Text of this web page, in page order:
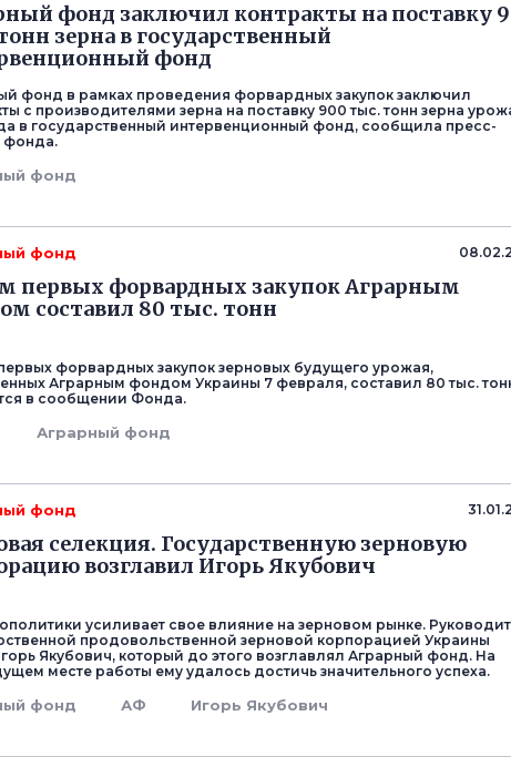
фонд заключил контракты на поставку
зерна в государственный
фонд
фонд в рамках проведения форвардных закупок заключил
с производителями зерна на поставку 900 тыс. тонн зерна
в государственный интервенционный фонд, сообщила пресс-
фонда.
фонд
фонд
первых форвардных закупок Аграрным
составил 80 тыс. тонн
форвардных закупок зерновых будущего урожая,
Аграрным фондом Украины 7 февраля, составил 80 тыс.
в сообщении Фонда.
Аграрный фонд
фонд
селекция. Государственную зерновую
возглавил Игорь Якубович
усиливает свое влияние на зерновом рынке.
продовольственной зерновой корпорацией Украины
Якубович, который до этого возглавлял Аграрный фонд. На
месте работы ему удалось достичь значительного успеха.
фонд АФ Игорь Якубович